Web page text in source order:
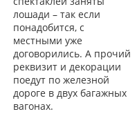
лошади – так если
понадобится, с
местными уже
договорились. А прочий
реквизит и декорации
поедут по железной
дороге в двух багажных
вагонах.